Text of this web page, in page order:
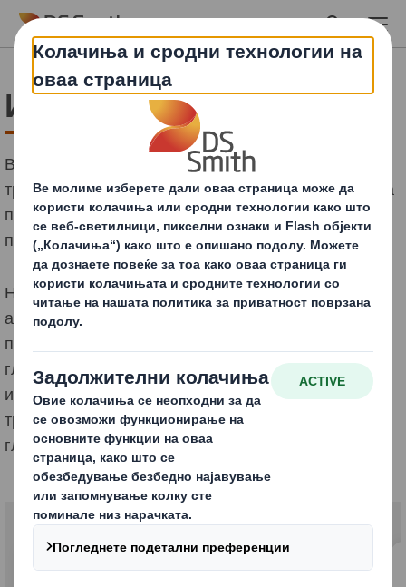
Skip to main content
Индустриска амбалажа
Во последниве години, брановидната амбалажа си
трасира пат на индустриските пазари како замена за
помалку еколошката амбалажа направена од дрво,
пластика, па дури и метал.
Ние се специјализиравме за производство на
амбалажа за голем број индустриски сектори, од
прехранбена и автомобилска индустрија до
гломазни хемикалии. Ви нудиме решенија за
индустриска амбалажа со кои се штитат, чуваат и
транспортираат вашите производи, на локално и на
глобално ниво.